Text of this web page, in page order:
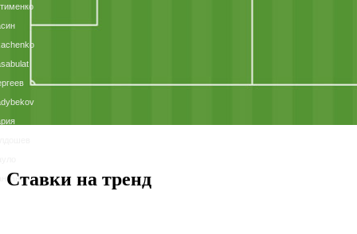
Ставки на тренд